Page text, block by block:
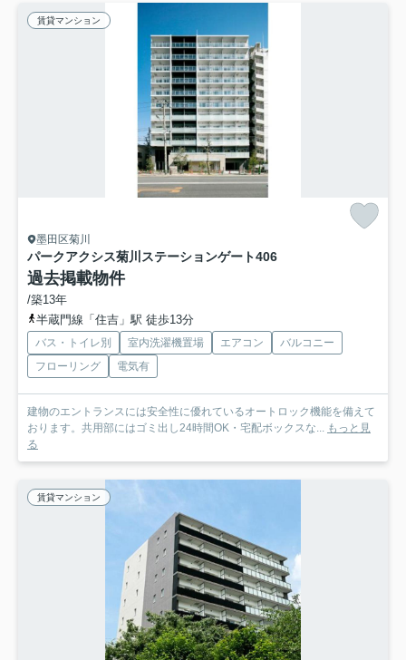
賃貸マンション
墨田区菊川
パークアクシス菊川ステーションゲート406
過去掲載物件
/築13年
半蔵門線「住吉」駅 徒歩13分
バス・トイレ別 室内洗濯機置場 エアコン
バルコニー
フローリング
電気有
建物のエントランスには安全性に優れているオートロック機能を備えて
おります。共用部にはゴミ出し24時間OK・宅配ボックスな... もっと見
る
賃貸マンション